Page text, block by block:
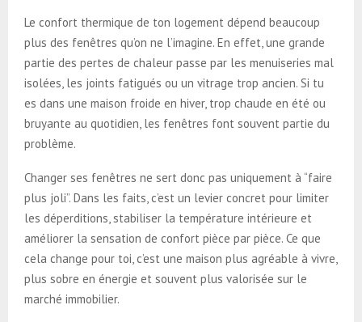
Le confort thermique de ton logement dépend beaucoup
plus des fenêtres qu’on ne l’imagine. En effet, une grande
partie des pertes de chaleur passe par les menuiseries mal
isolées, les joints fatigués ou un vitrage trop ancien. Si tu
es dans une maison froide en hiver, trop chaude en été ou
bruyante au quotidien, les fenêtres font souvent partie du
problème.
Changer ses fenêtres ne sert donc pas uniquement à “faire
plus joli”. Dans les faits, c’est un levier concret pour limiter
les déperditions, stabiliser la température intérieure et
améliorer la sensation de confort pièce par pièce. Ce que
cela change pour toi, c’est une maison plus agréable à vivre,
plus sobre en énergie et souvent plus valorisée sur le
marché immobilier.